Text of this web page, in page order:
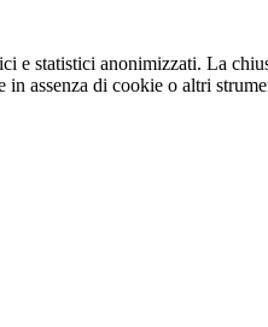
e statistici anonimizzati. La
in assenza di cookie o altri